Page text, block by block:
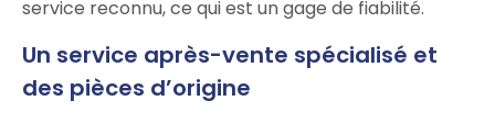
service reconnu, ce qui est un gage de fiabilité.
Un service après-vente spécialisé et
des pièces d’origine